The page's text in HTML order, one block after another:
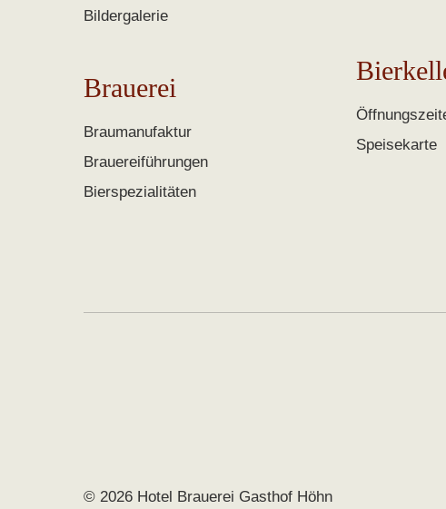
Bildergalerie
Brauerei
Braumanufaktur
Brauereiführungen
Bierspezialitäten
Speisekarte
© 2026 Hotel Brauerei Gasthof Höhn